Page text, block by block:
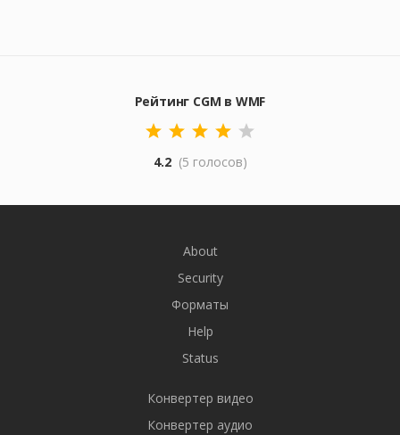
Рейтинг CGM в WMF
4.2 (5 голосов)
About
Security
Форматы
Help
Status
Конвертер видео
Конвертер аудио